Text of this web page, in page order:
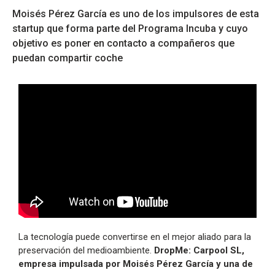
Moisés Pérez García es uno de los impulsores de esta
startup que forma parte del Programa Incuba y cuyo
objetivo es poner en contacto a compañeros que
puedan compartir coche
La tecnología puede convertirse en el mejor aliado para la
preservación del medioambiente. DropMe: Carpool SL,
empresa impulsada por Moisés Pérez García y una de